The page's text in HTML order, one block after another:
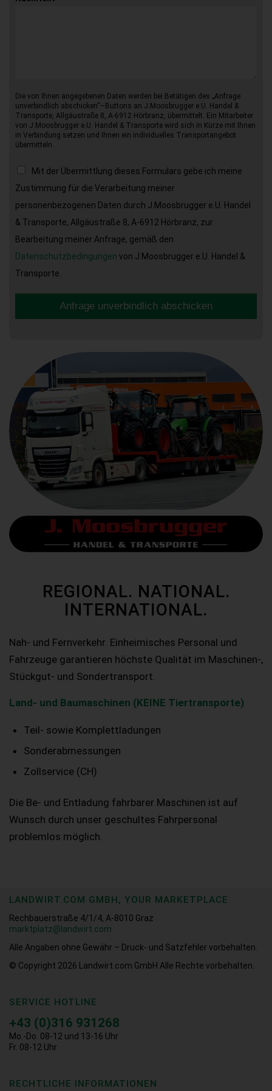
Die von Ihnen angegebenen Daten werden bei Betätigen des „Anfrage
unverbindlich abschicken“–Buttons an J.Moosbrugger e.U. Handel &
Transporte, Allgäustraße 8, A-6912 Hörbranz, übermittelt. Ein Mitarbeiter
von J.Moosbrugger e.U. Handel & Transporte wird sich in Kürze mit Ihnen
in Verbindung setzen und Ihnen ein individuelles Transportangebot
übermitteln.
Mit der Übermittlung dieses Formulars gebe ich meine
Zustimmung für die Verarbeitung meiner
personenbezogenen Daten durch J.Moosbrugger e.U. Handel
& Transporte, Allgäustraße 8, A-6912 Hörbranz, zur
Bearbeitung meiner Anfrage, gemäß den
Datenschutzbedingungen von J.Moosbrugger e.U. Handel &
Transporte.
Anfrage unverbindlich abschicken
REGIONAL. NATIONAL.
INTERNATIONAL.
Nah- und Fernverkehr. Einheimisches Personal und
Fahrzeuge garantieren höchste Qualität im Maschinen-,
Stückgut- und Sondertransport.
Land- und Baumaschinen (KEINE Tiertransporte)
Teil- sowie Komplettladungen
Sonderabmessungen
Zollservice (CH)
Die Be- und Entladung fahrbarer Maschinen ist auf
Wunsch durch unser geschultes Fahrpersonal
problemlos möglich.
LANDWIRT.COM GMBH, YOUR MARKETPLACE
Rechbauerstraße 4/1/4, A-8010 Graz
marktplatz@landwirt.com
Alle Angaben ohne Gewähr – Druck- und Satzfehler vorbehalten.
© Copyright 2026
Landwirt.com GmbH Alle Rechte vorbehalten.
SERVICE HOTLINE
+43 (0)316 931268
Mo.-Do. 08-12 und 13-16 Uhr
Fr. 08-12 Uhr
RECHTLICHE INFORMATIONEN